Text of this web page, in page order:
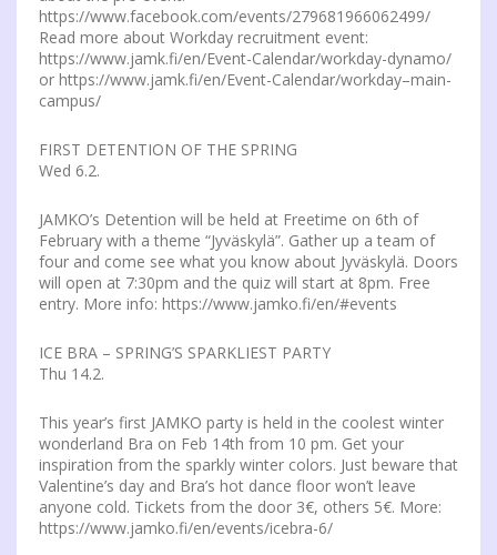
https://www.facebook.com/events/279681966062499/
Read more about Workday recruitment event:
https://www.jamk.fi/en/Event-Calendar/workday-dynamo/
or https://www.jamk.fi/en/Event-Calendar/workday–main-
campus/
FIRST DETENTION OF THE SPRING
Wed 6.2.
JAMKO’s Detention will be held at Freetime on 6th of
February with a theme “Jyväskylä”. Gather up a team of
four and come see what you know about Jyväskylä. Doors
will open at 7:30pm and the quiz will start at 8pm. Free
entry. More info: https://www.jamko.fi/en/#events
ICE BRA – SPRING’S SPARKLIEST PARTY
Thu 14.2.
This year’s first JAMKO party is held in the coolest winter
wonderland Bra on Feb 14th from 10 pm. Get your
inspiration from the sparkly winter colors. Just beware that
Valentine’s day and Bra’s hot dance floor won’t leave
anyone cold. Tickets from the door 3€, others 5€. More:
https://www.jamko.fi/en/events/icebra-6/